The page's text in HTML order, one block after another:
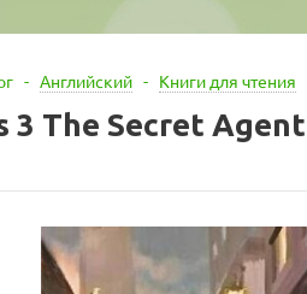
- Английский - Книги для чтения
3 The Secret Agent